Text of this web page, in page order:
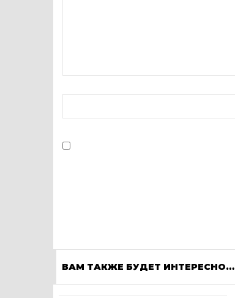
ВАМ ТАКЖЕ БУДЕТ ИНТЕРЕСНО…